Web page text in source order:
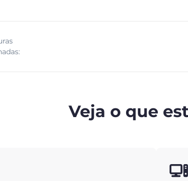
Veja o que